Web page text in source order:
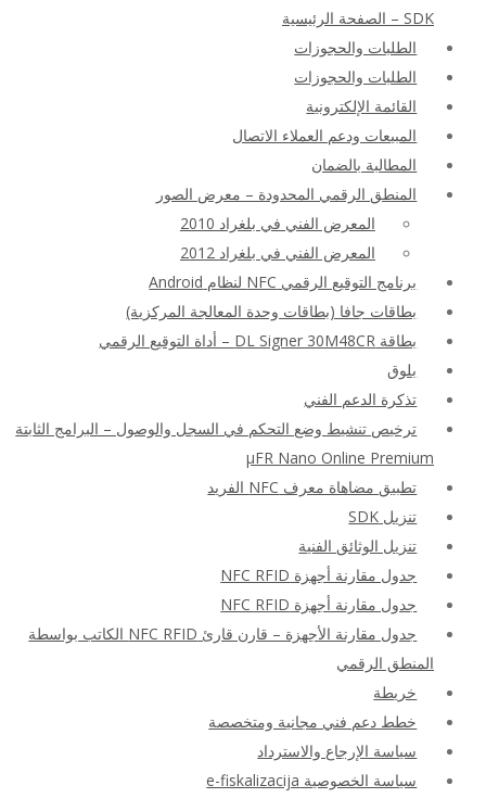
SDK – الصفحة الرئيسية
الطلبات والحجوزات
الطلبات والحجوزات
القائمة الإلكترونية
المبيعات ودعم العملاء الاتصال
المطالبة بالضمان
المنطق الرقمي المحدودة – معرض الصور
المعرض الفني في بلغراد 2010
المعرض الفني في بلغراد 2012
برنامج التوقيع الرقمي NFC لنظام Android
بطاقات جافا (بطاقات وحدة المعالجة المركزية)
بطاقة DL Signer 30M48CR – أداة التوقيع الرقمي
بلوق
تذكرة الدعم الفني
ترخيص تنشيط وضع التحكم في السجل والوصول – البرامج الثابتة
μFR Nano Online Premium
تطبيق مضاهاة معرف NFC الفريد
تنزيل SDK
تنزيل الوثائق الفنية
جدول مقارنة أجهزة NFC RFID
جدول مقارنة أجهزة NFC RFID
جدول مقارنة الأجهزة – قارن قارئ NFC RFID الكاتب بواسطة
المنطق الرقمي
خريطة
خطط دعم فني مجانية ومتخصصة
سياسة الإرجاع والاسترداد
سياسة الخصوصية e-fiskalizacija